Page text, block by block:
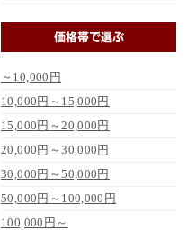
～10,000円
10,000円～15,000円
15,000円～20,000円
20,000円～30,000円
30,000円～50,000円
50,000円～100,000円
100,000円～